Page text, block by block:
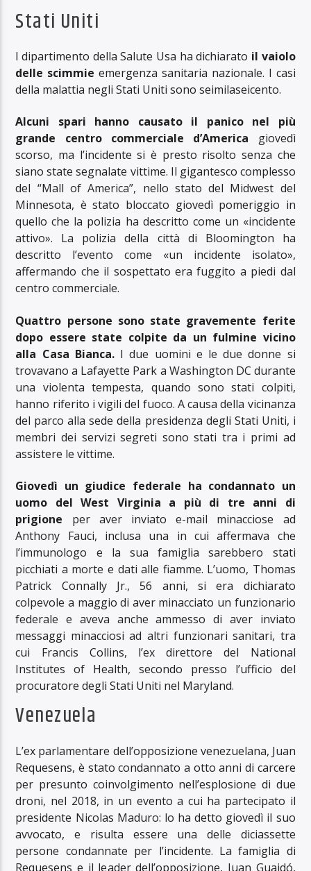
Stati Uniti
l dipartimento della Salute Usa ha dichiarato il vaiolo
delle scimmie emergenza sanitaria nazionale. I casi
della malattia negli Stati Uniti sono seimilaseicento.
Alcuni spari hanno causato il panico nel più
grande centro commerciale d’America giovedì
scorso, ma l’incidente si è presto risolto senza che
siano state segnalate vittime. Il gigantesco complesso
del “Mall of America”, nello stato del Midwest del
Minnesota, è stato bloccato giovedì pomeriggio in
quello che la polizia ha descritto come un «incidente
attivo». La polizia della città di Bloomington ha
descritto l’evento come «un incidente isolato»,
affermando che il sospettato era fuggito a piedi dal
centro commerciale.
Quattro persone sono state gravemente ferite
dopo essere state colpite da un fulmine vicino
alla Casa Bianca. I due uomini e le due donne si
trovavano a Lafayette Park a Washington DC durante
una violenta tempesta, quando sono stati colpiti,
hanno riferito i vigili del fuoco. A causa della vicinanza
del parco alla sede della presidenza degli Stati Uniti, i
membri dei servizi segreti sono stati tra i primi ad
assistere le vittime.
Giovedì un giudice federale ha condannato un
uomo del West Virginia a più di tre anni di
prigione per aver inviato e-mail minacciose ad
Anthony Fauci, inclusa una in cui affermava che
l’immunologo e la sua famiglia sarebbero stati
picchiati a morte e dati alle fiamme. L’uomo, Thomas
Patrick Connally Jr., 56 anni, si era dichiarato
colpevole a maggio di aver minacciato un funzionario
federale e aveva anche ammesso di aver inviato
messaggi minacciosi ad altri funzionari sanitari, tra
cui Francis Collins, l’ex direttore del National
Institutes of Health, secondo presso l’ufficio del
procuratore degli Stati Uniti nel Maryland.
Venezuela
L’ex parlamentare dell’opposizione venezuelana, Juan
Requesens, è stato condannato a otto anni di carcere
per presunto coinvolgimento nell’esplosione di due
droni, nel 2018, in un evento a cui ha partecipato il
presidente Nicolas Maduro: lo ha detto giovedì il suo
avvocato, e risulta essere una delle diciassette
persone condannate per l’incidente. La famiglia di
Requesens e il leader dell’opposizione, Juan Guaidó,